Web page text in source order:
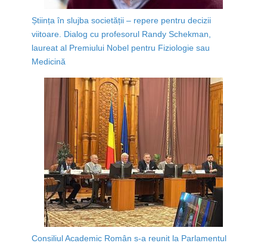
Știința în slujba societății – repere pentru decizii
viitoare. Dialog cu profesorul Randy Schekman,
laureat al Premiului Nobel pentru Fiziologie sau
Medicină
Consiliul Academic Român s-a reunit la Parlamentul